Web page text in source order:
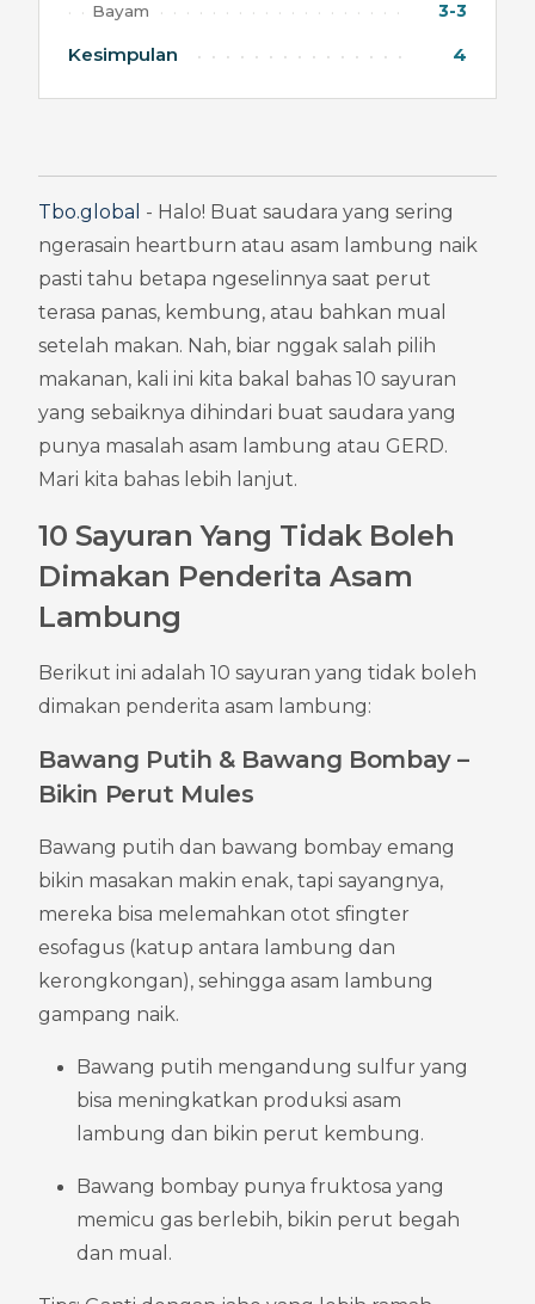
Bayam 3-3
Kesimpulan 4
Tbo.global - Halo! Buat saudara yang sering
ngerasain heartburn atau asam lambung naik
pasti tahu betapa ngeselinnya saat perut
terasa panas, kembung, atau bahkan mual
setelah makan. Nah, biar nggak salah pilih
makanan, kali ini kita bakal bahas 10 sayuran
yang sebaiknya dihindari buat saudara yang
punya masalah asam lambung atau GERD.
Mari kita bahas lebih lanjut.
10 Sayuran Yang Tidak Boleh
Dimakan Penderita Asam
Lambung
Berikut ini adalah 10 sayuran yang tidak boleh
dimakan penderita asam lambung:
Bawang Putih & Bawang Bombay –
Bikin Perut Mules
Bawang putih dan bawang bombay emang
bikin masakan makin enak, tapi sayangnya,
mereka bisa melemahkan otot sfingter
esofagus (katup antara lambung dan
kerongkongan), sehingga asam lambung
gampang naik.
Bawang putih mengandung sulfur yang
bisa meningkatkan produksi asam
lambung dan bikin perut kembung.
Bawang bombay punya fruktosa yang
memicu gas berlebih, bikin perut begah
dan mual.